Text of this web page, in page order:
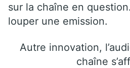
sur la chaîne en
louper une emission.
Autre innovation,
chaîne